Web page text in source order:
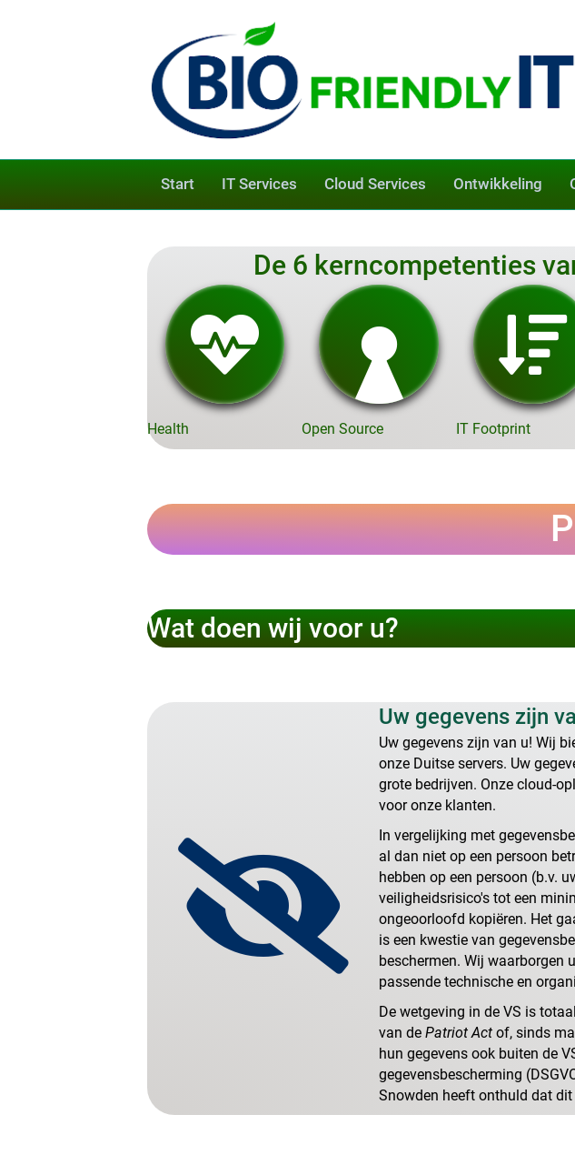
Start IT Services Cloud Services Ontwikkeling
De 6 kerncompetenties
Health Open Source IT Footprint
Wat doen wij voor u?
Uw gegevens zijn
Uw gegevens zijn van u! Wij
onze Duitse servers. Uw
grote bedrijven. Onze cloud-
voor onze klanten.
In vergelijking met
al dan niet op een persoon
hebben op een persoon (b.v.
veiligheidsrisico's tot een
ongeoorloofd kopiëren. Het
is een kwestie van
beschermen. Wij waarborgen
passende technische en
De wetgeving in de VS is
van de Patriot Act of, sinds
hun gegevens ook buiten de
gegevensbescherming
Snowden heeft onthuld dat